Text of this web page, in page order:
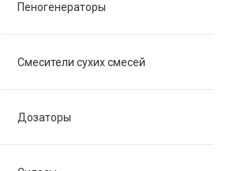
Пеногенераторы
Смесители сухих смесей
Дозаторы